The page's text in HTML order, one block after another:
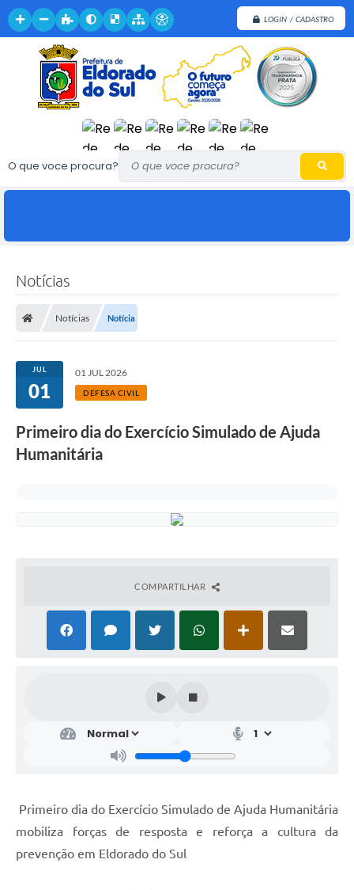
LOGIN / CADASTRO
O que voce procura?
Notícias
Notícias Notícia
JUL
01
01 JUL 2026
DEFESA CIVIL
Primeiro dia do Exercício Simulado de Ajuda
Humanitária
COMPARTILHAR
Primeiro dia do Exercício Simulado de Ajuda Humanitária
mobiliza forças de resposta e reforça a cultura da
prevenção em Eldorado do Sul